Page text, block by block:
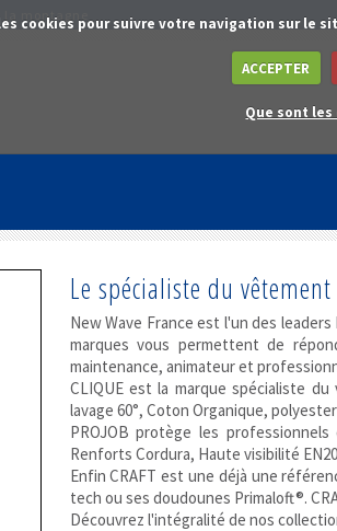
cookies pour suivre votre navigation sur le
ACCEPTER
Que sont les
montagne
Le spécialiste du
New Wave France est l'un des
marques vous permettent de
maintenance, animateur et
CLIQUE est la marque spécialiste
lavage 60°, Coton Organique,
PROJOB protège les
Renforts Cordura, Haute visibilité
Enfin CRAFT est une déjà une
tech ou ses doudounes Primaloft®.
Découvrez l'intégralité de nos